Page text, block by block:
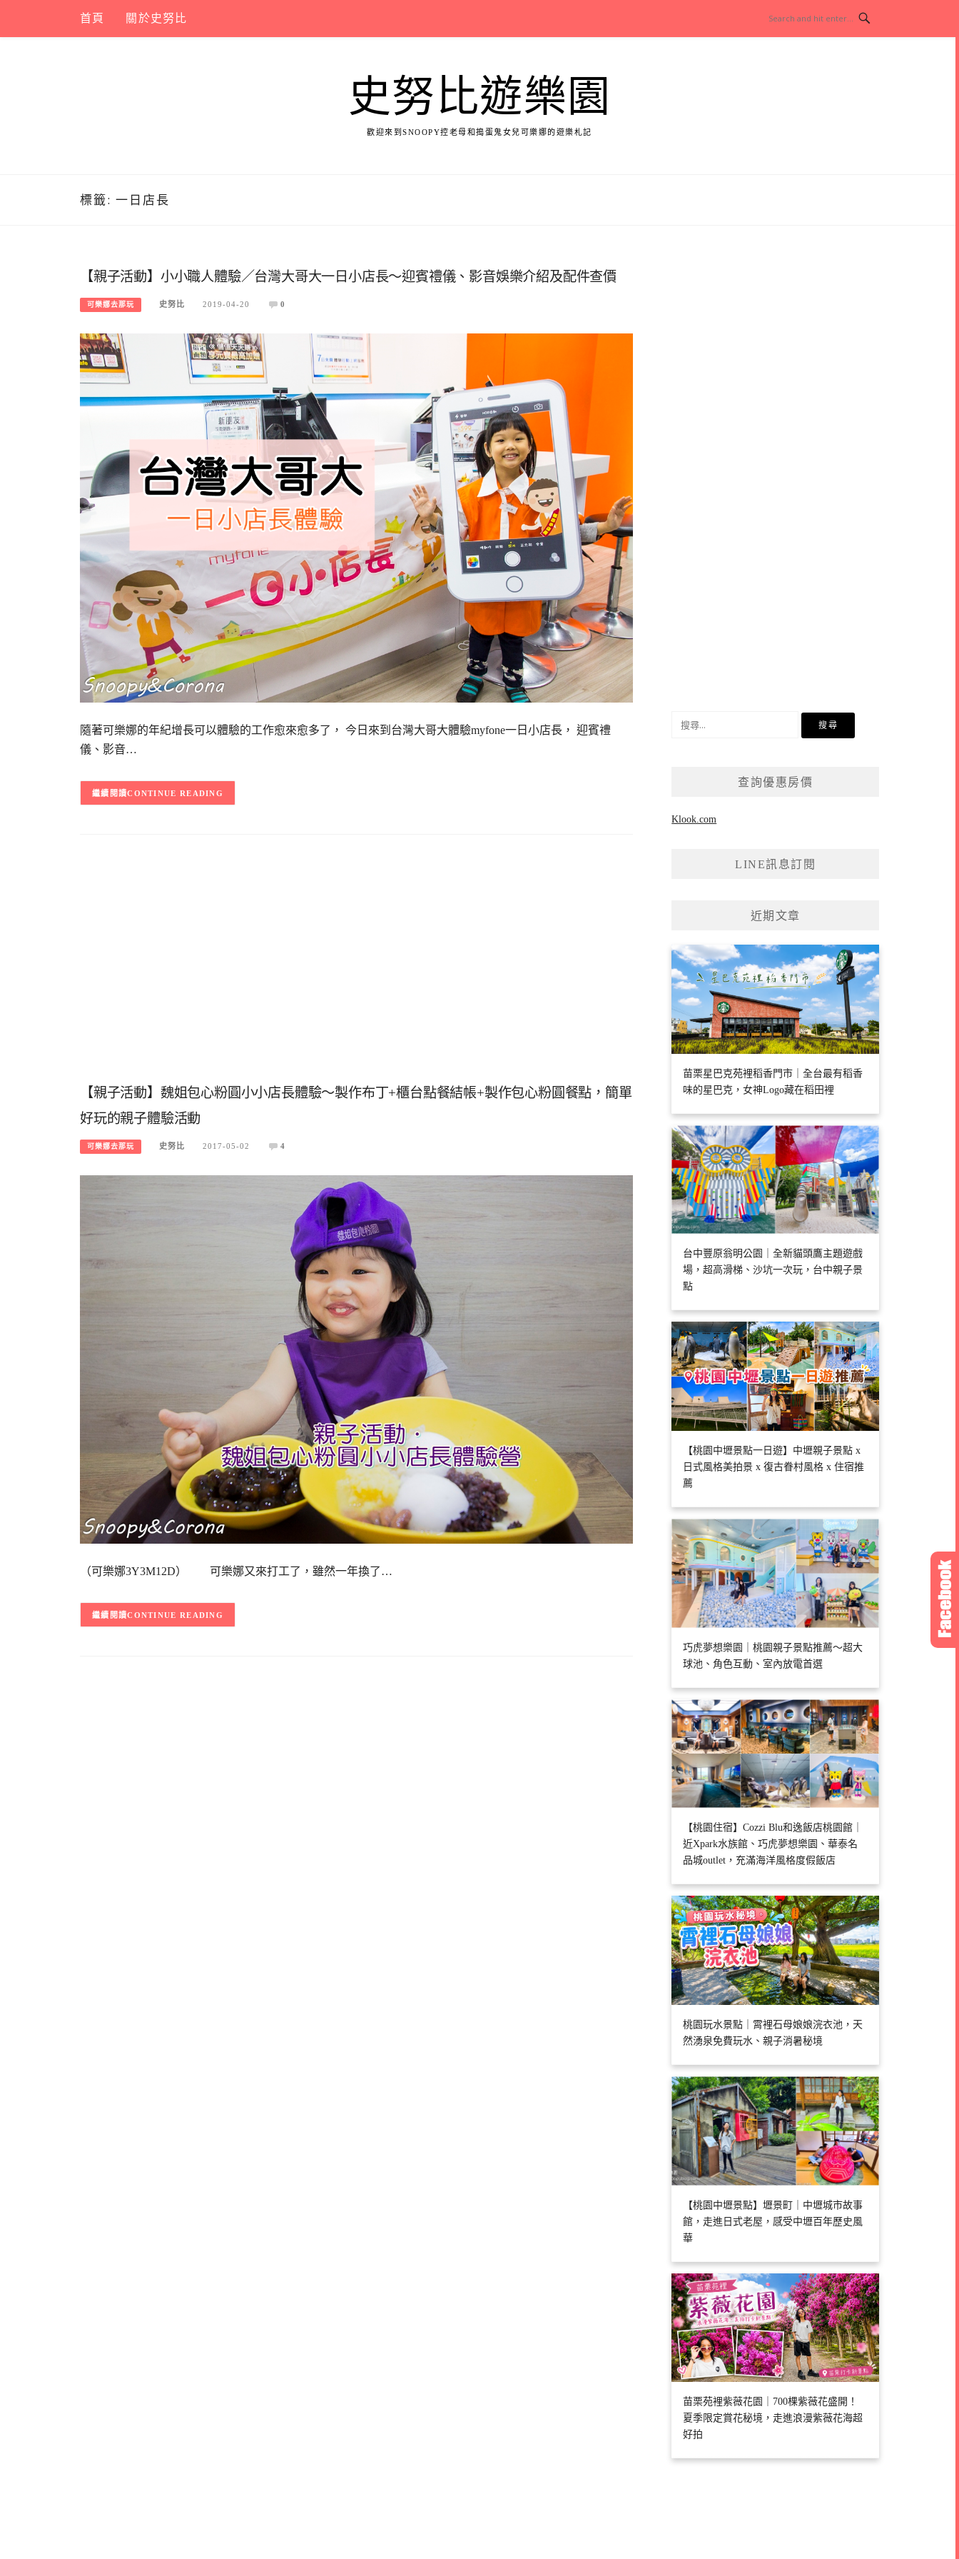
content
首頁 關於史努比
史努比遊樂園
歡迎來到SNOOPY控老母和搗蛋鬼女兒可樂娜的遊樂札記
標籤: 一日店長
【親子活動】小小職人體驗／台灣大哥大一日小店長～迎賓禮儀、影音娛樂介紹及配件查價
可樂娜去那玩 史努比 2019-04-20 0
隨著可樂娜的年紀增長可以體驗的工作愈來愈多了， 今日來到台灣大哥大體驗myfone一日小店長， 迎賓禮
儀、影音…
CONTINUE READING
【親子活動】魏姐包心粉圓小小店長體驗～製作布丁+櫃台點餐結帳+製作包心粉圓餐點，簡單
好玩的親子體驗活動
可樂娜去那玩 史努比 2017-05-02 4
（可樂娜3Y3M12D） 可樂娜又來打工了，雖然一年換了…
CONTINUE READING
查詢優惠房價
Klook.com
LINE訊息訂閱
近期文章
苗栗星巴克苑裡稻香門市｜全台最有稻香
味的星巴克，女神Logo藏在稻田裡
台中豐原翁明公園｜全新貓頭鷹主題遊戲
場，超高滑梯、沙坑一次玩，台中親子景
點
【桃園中壢景點一日遊】中壢親子景點 x
日式風格美拍景 x 復古眷村風格 x 住宿推
薦
巧虎夢想樂園｜桃園親子景點推薦～超大
球池、角色互動、室內放電首選
【桃園住宿】Cozzi Blu和逸飯店桃園館｜
近Xpark水族館、巧虎夢想樂園、華泰名
品城outlet，充滿海洋風格度假飯店
桃園玩水景點｜霄裡石母娘娘浣衣池，天
然湧泉免費玩水、親子消暑秘境
【桃園中壢景點】壢景町｜中壢城市故事
館，走進日式老屋，感受中壢百年歷史風
華
苗栗苑裡紫薇花園｜700棵紫薇花盛開！
夏季限定賞花秘境，走進浪漫紫薇花海超
好拍